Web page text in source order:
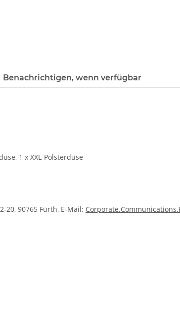
Benachrichtigen, wenn verfügbar
1 x XXL-Polsterdüse
20, 90765 Fürth, E-Mail: